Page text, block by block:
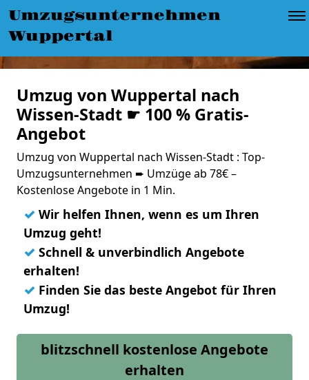
Umzugsunternehmen
Wuppertal
Umzug von Wuppertal nach
Wissen-Stadt ☛ 100 % Gratis-
Angebot
Umzug von Wuppertal nach Wissen-Stadt : Top-
Umzugsunternehmen ➨ Umzüge ab 78€ –
Kostenlose Angebote in 1 Min.
✓ Wir helfen Ihnen, wenn es um Ihren
Umzug geht!
✓ Schnell & unverbindlich Angebote
erhalten!
✓ Finden Sie das beste Angebot für Ihren
Umzug!
blitzschnell kostenlose Angebote
erhalten